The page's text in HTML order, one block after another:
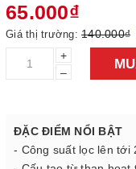
65.000₫
Giá thị trường: 140.000₫
+
–
ĐẶC ĐIỂM NỔI BẬT
- Công suất lọc lên tới